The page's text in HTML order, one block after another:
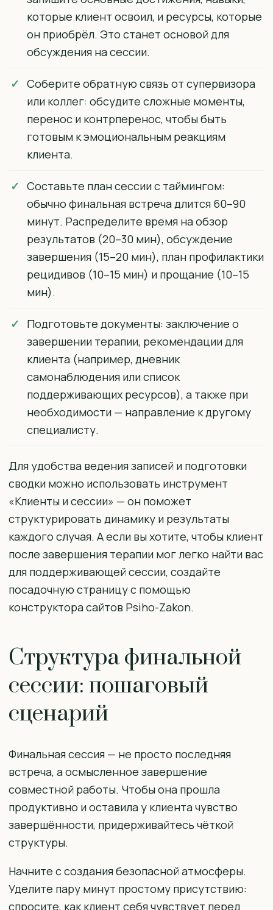
которые клиент освоил, и ресурсы, которые
он приобрёл. Это станет основой для
обсуждения на сессии.
Соберите обратную связь от супервизора
или коллег: обсудите сложные моменты,
перенос и контрперенос, чтобы быть
готовым к эмоциональным реакциям
клиента.
Составьте план сессии с таймингом:
обычно финальная встреча длится 60–90
минут. Распределите время на обзор
результатов (20–30 мин), обсуждение
завершения (15–20 мин), план профилактики
рецидивов (10–15 мин) и прощание (10–15
мин).
Подготовьте документы: заключение о
завершении терапии, рекомендации для
клиента (например, дневник
самонаблюдения или список
поддерживающих ресурсов), а также при
необходимости — направление к другому
специалисту.
Для удобства ведения записей и подготовки
сводки можно использовать инструмент
«Клиенты и сессии» — он поможет
структурировать динамику и результаты
каждого случая. А если вы хотите, чтобы клиент
после завершения терапии мог легко найти вас
для поддерживающей сессии, создайте
посадочную страницу с помощью
конструктора сайтов Psiho-Zakon.
Структура финальной
сессии: пошаговый
сценарий
Финальная сессия — не просто последняя
встреча, а осмысленное завершение
совместной работы. Чтобы она прошла
продуктивно и оставила у клиента чувство
завершённости, придерживайтесь чёткой
структуры.
Начните с создания безопасной атмосферы.
Уделите пару минут простому присутствию:
спросите, как клиент себя чувствует перед